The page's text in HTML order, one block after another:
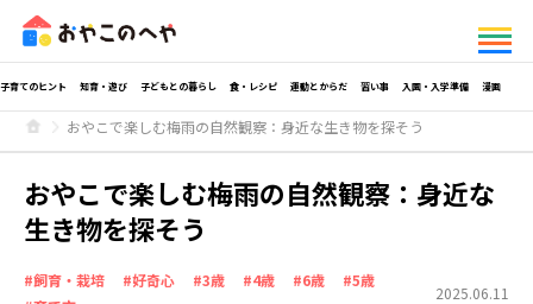
子育てのヒント 知育・遊び 子どもとの暮らし 食・レシピ 運動とからだ 習い事 入園・入学準備 漫画
おやこで楽しむ梅雨の自然観察：身近な生き物を探そう
おやこで楽しむ梅雨の自然観察：身近な
生き物を探そう
#飼育・栽培 #好奇心 #3歳 #4歳 #6歳
#5歳
2025.06.11